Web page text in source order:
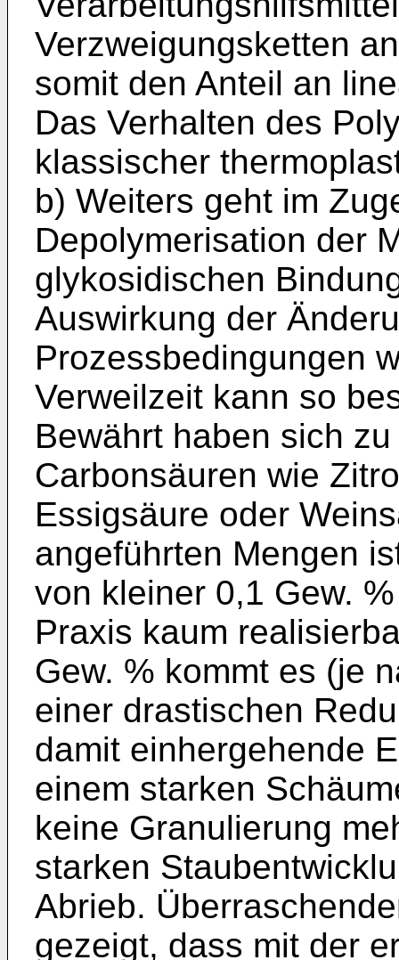
Verzweigungsketten
somit den Anteil an
Das Verhalten des
klassischer
b) Weiters geht im
Depolymerisation der
glykosidischen
Auswirkung der
Prozessbedingungen
Verweilzeit kann so
Bewährt haben sich
Carbonsäuren wie
Essigsäure oder
angeführten Mengen
von kleiner 0,1 Gew.
Praxis kaum
Gew. % kommt es (je
einer drastischen
damit einhergehende
einem starken
keine Granulierung
starken
Abrieb.
gezeigt, dass mit der